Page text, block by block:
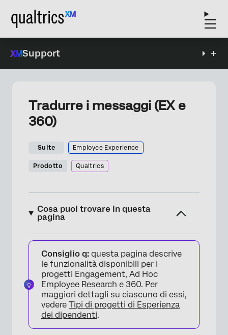
Support
Tradurre i messaggi (EX e
360)
Suite Employee Experience
Prodotto Qualtrics
Cosa puoi trovare in questa
pagina
Informazioni sulla traduzione dei messaggi
Specificare la lingua del partecipante
Tradurre i messaggi relativi all’Esperienza dei
dipendenti (EX)
Traduzione di 360 messaggi e-mail
Consiglio q: questa pagina descrive
le funzionalità disponibili per i
progetti Engagement, Ad Hoc
Employee Research e 360. Per
maggiori dettagli su ciascuno di essi,
vedere Tipi di progetti di Esperienza
dei dipendenti.